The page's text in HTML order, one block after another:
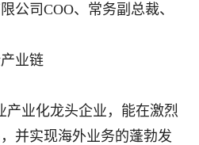
公司COO、常务副总裁、
业链
产业化龙头企业，能在激烈
并实现海外业务的蓬勃发